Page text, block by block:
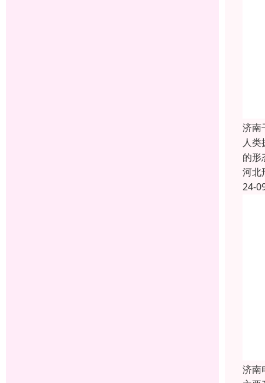
济南
人
的形
河北
24-
济南